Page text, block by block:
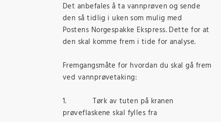
Det anbefales å ta vannprøven og sende
den så tidlig i uken som mulig med
Postens Norgespakke Ekspress. Dette for at
den skal komme frem i tide for analyse.
Fremgangsmåte for hvordan du skal gå frem
ved vannprøvetaking:
1. Tørk av tuten på kranen
prøveflaskene skal fylles fra